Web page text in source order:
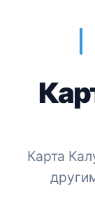
Карта